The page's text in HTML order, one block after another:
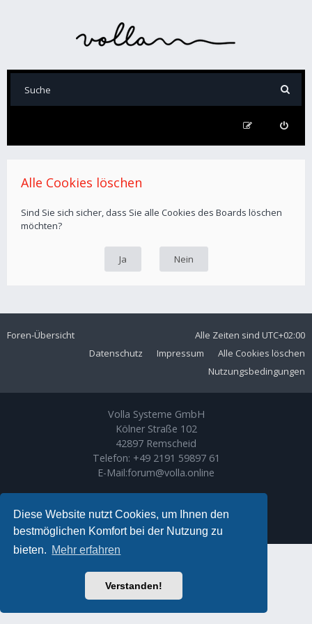
Diese Website nutzt Cookies, um Ihnen den
bestmöglichen Komfort bei der Nutzung zu
bieten. Mehr erfahren
Verstanden!
Alle Cookies löschen
Sind Sie sich sicher, dass Sie alle Cookies des Boards löschen
möchten?
Foren-Übersicht Alle Zeiten sind UTC+02:00
Alle Cookies löschen
Impressum
Datenschutz
Nutzungsbedingungen
Volla Systeme GmbH
Kölner Straße 102
42897 Remscheid
Telefon: +49 2191 59897 61
E-Mail:forum@volla.online
Ariki Theme byGramziu